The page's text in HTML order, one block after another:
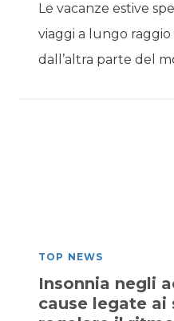
Le vacanze estive
viaggi a lungo raggio
dall’altra parte del
TOP NEWS
Insonnia negli
cause legate ai